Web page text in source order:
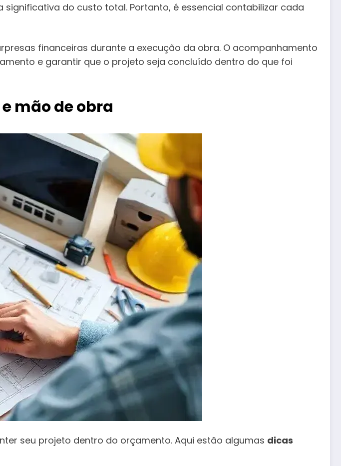
do custo total. Portanto, é essencial contabilizar cada
financeiras durante a execução da obra. O acompanhamento
e garantir que o projeto seja concluído dentro do que foi
mão de obra
seu projeto dentro do orçamento. Aqui estão algumas dicas